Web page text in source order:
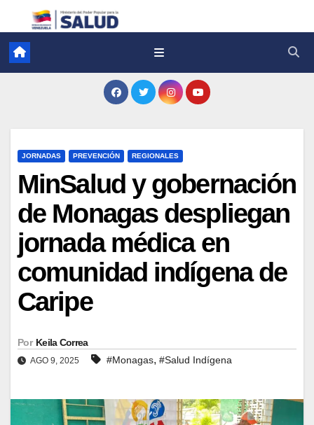
JORNADAS PREVENCIÓN REGIONALES
MinSalud y gobernación
de Monagas despliegan
jornada médica en
comunidad indígena de
Caripe
Por Keila Correa
AGO 9, 2025 #Monagas, #Salud Indígena